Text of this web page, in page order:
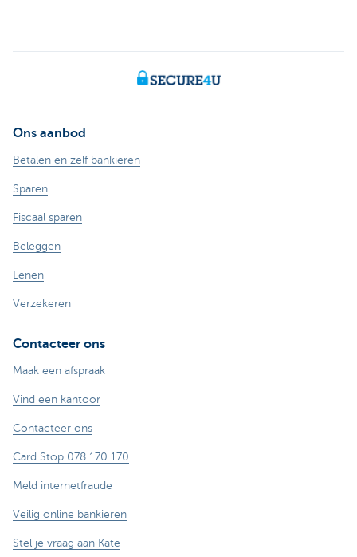
Ons aanbod
Betalen en zelf bankieren
Sparen
Fiscaal sparen
Beleggen
Lenen
Verzekeren
Contacteer ons
Maak een afspraak
Vind een kantoor
Contacteer ons
Card Stop 078 170 170
Meld internetfraude
Veilig online bankieren
Stel je vraag aan Kate